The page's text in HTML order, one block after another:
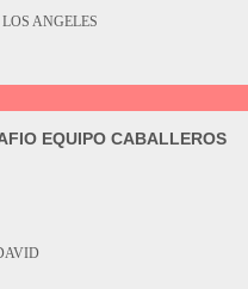
ANGELES
EQUIPO CABALLEROS